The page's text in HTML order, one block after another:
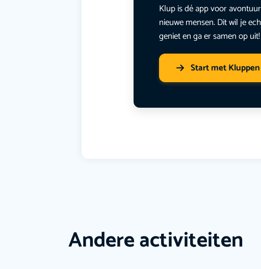
Klup is dé app voor
nieuwe mensen. Dit wil je
geniet en ga er samen op uit!
Start met Kluppen
Andere activiteiten